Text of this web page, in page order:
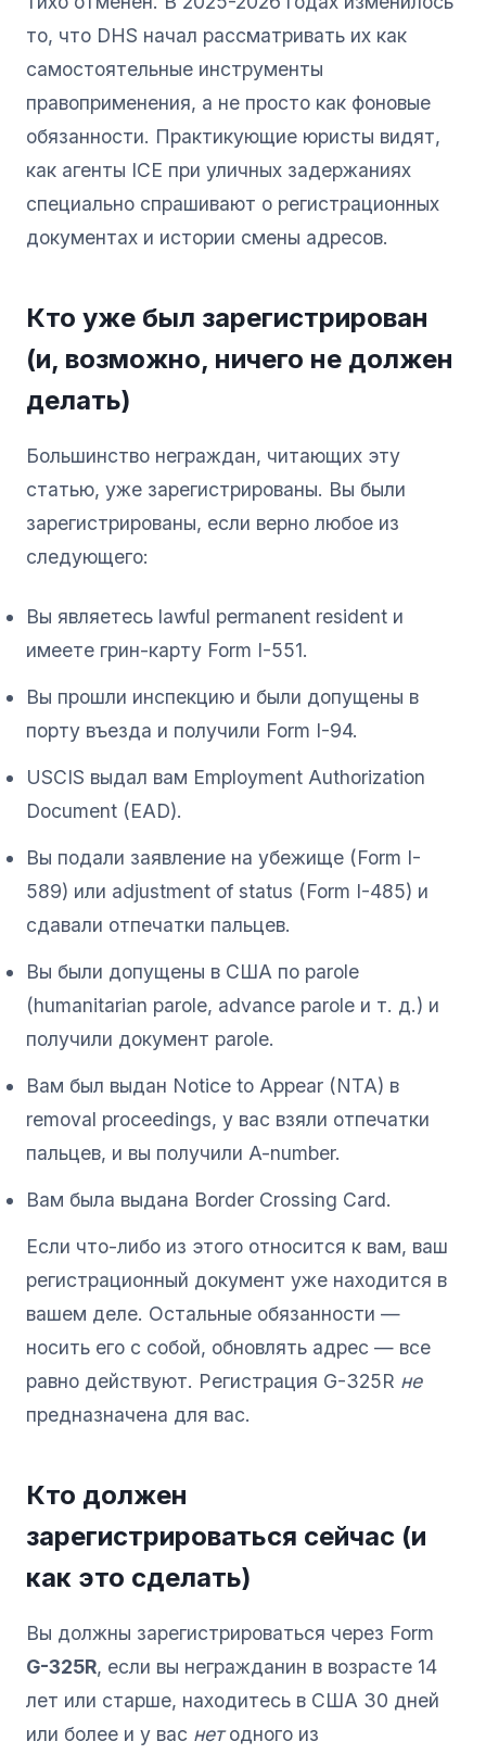
то, что DHS начал рассматривать их как
самостоятельные инструменты
правоприменения, а не просто как фоновые
обязанности. Практикующие юристы видят,
как агенты ICE при уличных задержаниях
специально спрашивают о регистрационных
документах и истории смены адресов.
Кто уже был зарегистрирован
(и, возможно, ничего не должен
делать)
Большинство неграждан, читающих эту
статью, уже зарегистрированы. Вы были
зарегистрированы, если верно любое из
следующего:
Вы являетесь lawful permanent resident и
имеете грин-карту Form I-551.
Вы прошли инспекцию и были допущены в
порту въезда и получили Form I-94.
USCIS выдал вам Employment Authorization
Document (EAD).
Вы подали заявление на убежище (Form I-
589) или adjustment of status (Form I-485) и
сдавали отпечатки пальцев.
Вы были допущены в США по parole
(humanitarian parole, advance parole и т. д.) и
получили документ parole.
Вам был выдан Notice to Appear (NTA) в
removal proceedings, у вас взяли отпечатки
пальцев, и вы получили A-number.
Вам была выдана Border Crossing Card.
Если что-либо из этого относится к вам, ваш
регистрационный документ уже находится в
вашем деле. Остальные обязанности —
носить его с собой, обновлять адрес — все
равно действуют. Регистрация G-325R не
предназначена для вас.
Кто должен
зарегистрироваться сейчас (и
как это сделать)
Вы должны зарегистрироваться через Form
G-325R, если вы негражданин в возрасте 14
лет или старше, находитесь в США 30 дней
или более и у вас нетодного из